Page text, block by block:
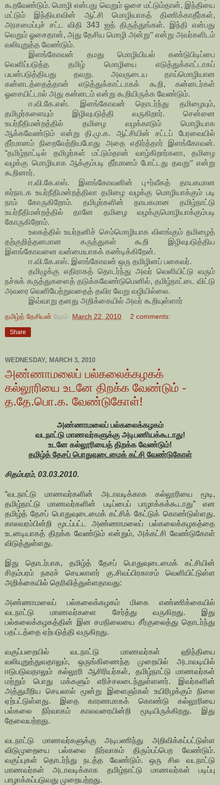
கூறவேண்டும். மொழி என்பது வெறும் ஓசை மட்டும்தான், இந்தியை
மட்டும் இந்தியாவின் ஆட்சி மொழியாகத் திணிக்காதீர்கள்,
அரசமைப்புச் சட்ட விதி343 ஐத் திருத்துங்கள். இந்தி என்பது
வெறும் ஓசைதான், அது தேசிய மொழி அன்று” என்று அவர்களிடம்
வலியுறுத்த வேண்டும்.
இளங்கோவன் தமது மொழியியல் கண்டுபிடிப்பை
வெளிப்படுத்த தமிழ் மொழியை எடுத்துக்காட்டாகப்
பயன்படுத்தியது தவறு. அவருடைய தாய்மொழியான
கன்னடத்தைத்தான் எடுத்துக்காட்டாகக் கூறி,கன்னடர்கள்
ஓசையிட்டால் அது கன்னடம் என்று கூறியிருக்க வேண்டும்.
ஈ.வி.கே.எஸ். இளங்கோவன் தொடர்ந்து தமிழையும்,
தமிழர்களையும் இழிவுபடுத்தி வருகிறார்.சென்னை
உயர்நீதிமன்றத்தில் தமிழை வழக்காடும் மொழியாக
ஆக்கவேண்டும் என்று தி.மு.க. ஆட்சியின் சட்டப் பேரவையில்
தீர்மானம் நிறைவேற்றியபோது அதை எதிர்த்தார்
இளங்கோவன்.
“தமிழ்நாட்டில் தமிழர்கள் மட்டும்தான் வாழ்கிறார்களா, தமிழை
வழக்கு மொழியாக ஆக்கும்படி தீர்மானம் போட்டது தவறு” என்று
கூறினார்.
ஈ.வி.கே.எஸ். இளங்கோவனின் பு+ர்வீகத் தாயகமான
கர்நாடக உயர்நீதிமன்றத்திலா தமிழை வழக்கு மொழியாக்கும் படி
நாம் கோருகிறோம். தமிழர்களின் தாயகமான தமிழ்நாட்டு
உயர்நீதிமன்றத்தில் தானே தமிழை வழக்குமொழியாக்கும்படி
கோருகிறோம்.
உலகத்தில் உயர்தனிச் செம்மொழியாக விளங்கும் தமிழைத்
தற்குறித்தனமான கருத்துகள் கூறி இழிவுபடுத்திய
இளங்கோவனை வன்மையாகக் கண்டிக்கிறேன்.
ஈ.வி.கே.எஸ். இளங்கோவன் ஒரு தமிழினப் பகைவர்.
தமிழுக்கு எதிராகத் தொடர்ந்து அவர் வெளியிட்டு வரும்
நச்சுக் கருத்துகளைத் தடுக்கவேண்டுமெனில், தமிழ்நாட்டை விட்டு
அவரை வெளியேற்றுவதைத் தவிர வேறு வழியில்லை.
இவ்வாறு தனது அறிக்கையில் அவர் கூறியுள்ளார்
தமிழ்த் தேசியன் நேரம்: March 22, 2010 2 comments:
Share
WEDNESDAY, MARCH 3, 2010
அண்ணாமலைப் பல்கலைக்கழகக்
கல்லூரியை உடனே திறக்க வேண்டும் -
த.தே.பொ.க. வேண்டுகோள்!
அண்ணாமலைப் பல்கலைக்கழகம்
வடநாட்டு மாணவர்களுக்கு அடிபணியக்கூடாது!
உடனே கல்லூரியைத் திறக்க வேண்டும்!
தமிழ்த் தேசப் பொதுவுடைமைக் கட்சி வேண்டுகோள்
சிதம்பரம், 03.03.2010.
“வடநாட்டு மாணவர்களின் அடாவடிக்காக கல்லூரியை மூடி,
தமிழ்நாட்டு மாணவர்களின் படிப்பைப் பாழாக்கக்கூடாது” என
தமிழ்த் தேசப் பொதுவுடைமைக் கட்சிக் கேட்டுக் கொண்டுள்ளது.
காலவரம்பின்றி மூடப்பட்ட அண்ணாமலைப் பல்கலைக்கழகத்தை
உடனடியாகத் திறக்க வேண்டும் என்றும், அக்கட்சி வேண்டுகோள்
விடுத்துள்ளது.
இது தொடர்பாக, தமிழ்த் தேசப் பொதுவுடைமைக் கட்சியின்
சிதம்பரம் நகரச் செயலாளர் கு.சிவப்பிரகாசம் வெளியிட்டுள்ள
அறிக்கையில் தெரிவித்துள்ளதாவது:
அண்ணாமலைப் பல்கலைக்கழகம் மிகை எண்ணிக்கையில்
வடநாட்டு மாணவர்களை சேர்த்து வருகிறது. இது
பல்கலைக்கழகத்தின் இன சமநிலையை சீர்குலைத்து தொடர்ந்து
பதட்டத்தை ஏற்படுத்தி வருகிறது.
வகுப்பறையில் வடநாட்டு மாணவர்கள் ஹிந்தியை
வலியுறுத்துவதாலும், ஒருங்கிணைந்த முறையில் அடாவடியில்
ஈடுபடுவதாலும் கல்லூரி ஆசிரியர்கள், தமிழ்நாட்டு மாணவர்கள்
மற்றும் பொது மக்களும் எரிச்சலடைந்துள்ளனர். இவர்களின்
அத்துமீறிய செயலால் மூன்று இளைஞர்கள் உயிரிழக்கும் நிலை
ஏற்பட்டுள்ளது. இதை காரணமாகக் கொண்டு கல்லூரியை
பல்கலை நிர்வாகம் காலவரையின்றி மூடியிருக்கிறது. இது
தேவையற்றது.
வடநாட்டு மாணவர்களுக்கு அடிபணிந்து அறிவிக்கப்பட்டுள்ள
விடுமுறையை பல்கலை நிர்வாகம் திரும்பப்பெற வேண்டும்.
வகுப்புகள் தொடர்ந்து நடத்த வேண்டும். ஒரு சில வடநாட்டு
மாணவர்கள் அடாவடிக்காக தமிழ்நாட்டு மாணவர்கள் படிப்பு
பாழாக்கப்படுவது முறையற்றது.